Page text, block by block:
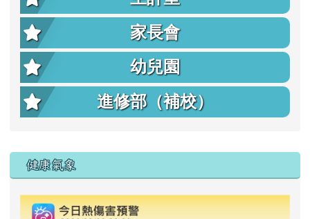
家長會
幼兒園
進修部（補校）
右邊區域內容
健康氣象